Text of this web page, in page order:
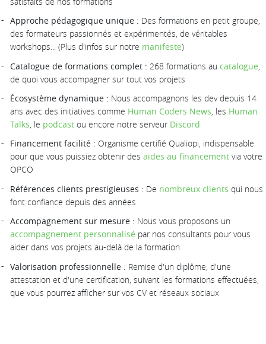
Approche pédagogique unique : Des formations en petit groupe,
des formateurs passionnés et expérimentés, de véritables
workshops... (Plus d'infos sur notre manifeste)
Catalogue de formations complet : 268 formations au catalogue
de quoi vous accompagner sur tout vos projets
Écosystème dynamique : Nous accompagnons les dev depuis 14
ans avec des initiatives comme Human Coders News, les Human
Talks, le podcast ou encore notre serveur Discord
Financement facilité : Organisme certifié Qualiopi, indispensable
pour que vous puissiez obtenir des aides au financement via votre
OPCO
Références clients prestigieuses : De nombreux clients qui nous
font confiance depuis des années
Accompagnement sur mesure : Nous vous proposons un
accompagnement personnalisé par nos consultants pour vous
aider dans vos projets au-delà de la formation
Valorisation professionnelle : Remise d'un diplôme, d'une
attestation et d'une certification, suivant les formations effectuées,
que vous pourrez afficher sur vos CV et réseaux sociaux